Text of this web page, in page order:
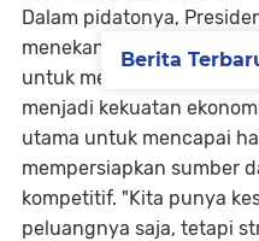
Dalam pidatonya,
menekankan bahwa
untuk meraih Indonesia
menjadi kekuatan
utama untuk mencapai
mempersiapkan sumber
kompetitif. "Kita punya
peluangnya saja, tetapi
Berita